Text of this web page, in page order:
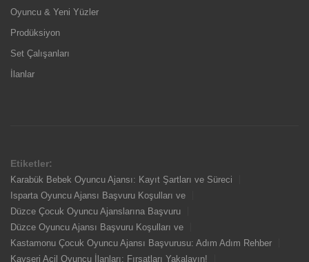
Oyuncu & Yeni Yüzler
Prodüksiyon
Set Çalışanları
İlanlar
Etiketler:
Karabük Bebek Oyuncu Ajansı: Kayıt Şartları ve Süreci
Isparta Oyuncu Ajansı Başvuru Koşulları ve
Düzce Çocuk Oyuncu Ajanslarına Başvuru
Düzce Oyuncu Ajansı Başvuru Koşulları ve
Kastamonu Çocuk Oyuncu Ajansı Başvurusu: Adım Adım Rehber
Kayseri Acil Oyuncu İlanları: Fırsatları Yakalayın!